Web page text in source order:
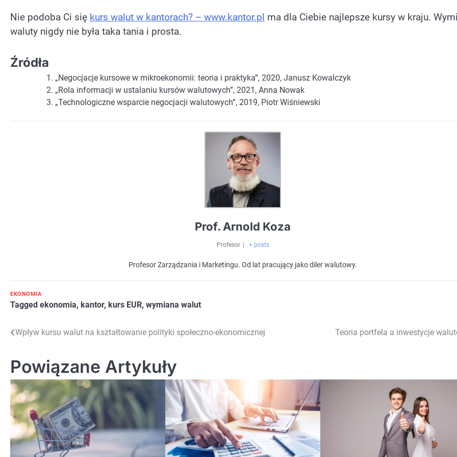
Nie podoba Ci się kurs walut w kantorach? – www.kantor.pl ma dla Ciebie najlepsze kursy w kraju.
waluty nigdy nie była taka tania i prosta.
Źródła
„Negocjacje kursowe w mikroekonomii: teoria i praktyka”, 2020, Janusz Kowalczyk
„Rola informacji w ustalaniu kursów walutowych”, 2021, Anna Nowak
„Technologiczne wsparcie negocjacji walutowych”, 2019, Piotr Wiśniewski
Prof. Arnold Koza
Profesor + posts
Profesor Zarządzania i Marketingu. Od lat pracujący jako diler walutowy.
EKONOMIA
Tagged ekonomia, kantor, kurs EUR, wymiana walut
Nawigacja
Wpływ kursu walut na kształtowanie polityki społeczno-ekonomicznej Teoria portfela a inwestycje
Powiązane Artykuły